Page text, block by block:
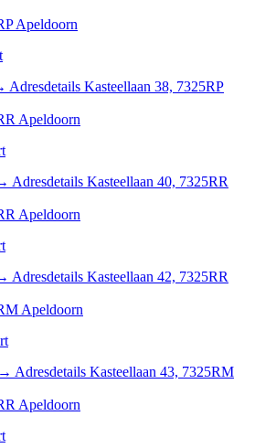
Apeldoorn
Adresdetails Kasteellaan 38, 7325RP
Apeldoorn
Adresdetails Kasteellaan 40, 7325RR
Apeldoorn
Adresdetails Kasteellaan 42, 7325RR
Apeldoorn
→ Adresdetails Kasteellaan 43, 7325RM
Apeldoorn